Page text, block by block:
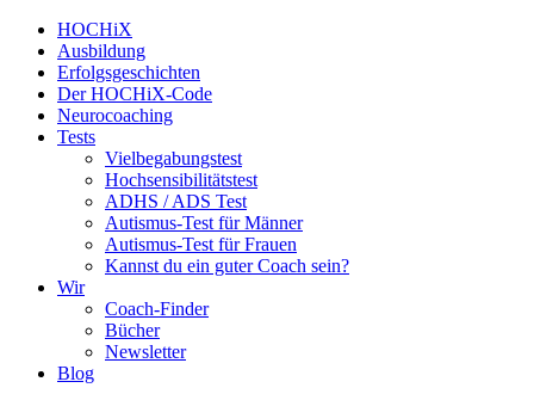
HOCHiX
Ausbildung
Erfolgsgeschichten
Der HOCHiX-Code
Neurocoaching
Tests
Vielbegabungstest
Hochsensibilitätstest
ADHS / ADS Test
Autismus-Test für Männer
Autismus-Test für Frauen
Kannst du ein guter Coach sein?
Wir
Coach-Finder
Bücher
Newsletter
Blog